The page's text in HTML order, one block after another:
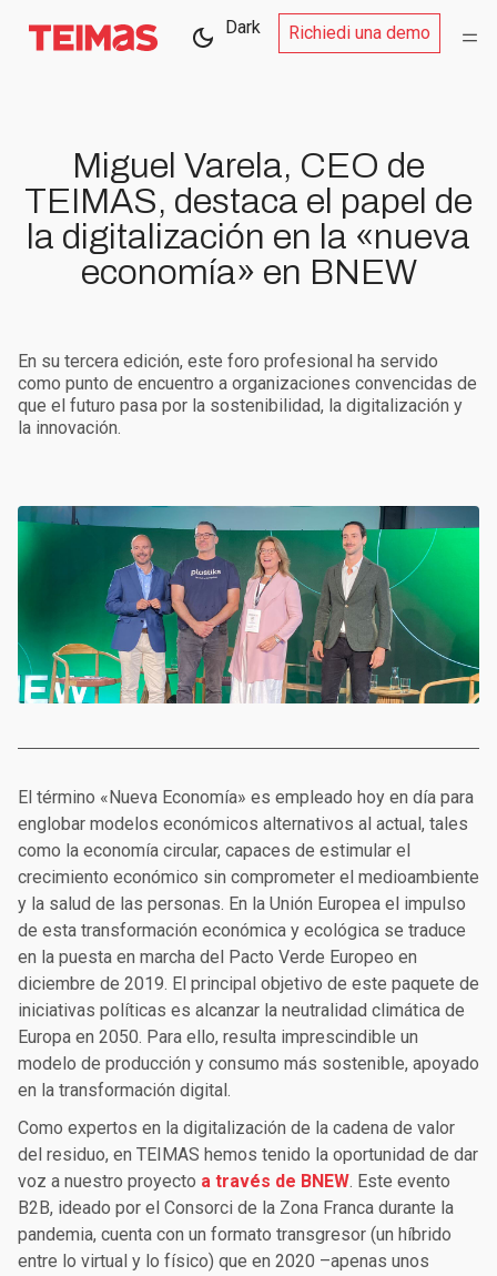
Richiedi una demo
Dark
Miguel Varela, CEO de
TEIMAS, destaca el papel de
la digitalización en la «nueva
economía» en BNEW
En su tercera edición, este foro profesional ha servido
como punto de encuentro a organizaciones convencidas de
que el futuro pasa por la sostenibilidad, la digitalización y
la innovación.
El término «Nueva Economía» es empleado hoy en día para
englobar modelos económicos alternativos al actual, tales
como la economía circular, capaces de estimular el
crecimiento económico sin comprometer el medioambiente
y la salud de las personas. En la Unión Europea el impulso
de esta transformación económica y ecológica se traduce
en la puesta en marcha del Pacto Verde Europeo en
diciembre de 2019. El principal objetivo de este paquete de
iniciativas políticas es alcanzar la neutralidad climática de
Europa en 2050. Para ello, resulta imprescindible un
modelo de producción y consumo más sostenible, apoyado
en la transformación digital.
Como expertos en la digitalización de la cadena de valor
del residuo, en TEIMAS hemos tenido la oportunidad de dar
voz a nuestro proyecto a través de BNEW. Este evento
B2B, ideado por el Consorci de la Zona Franca durante la
pandemia, cuenta con un formato transgresor (un híbrido
entre lo virtual y lo físico) que en 2020 –apenas unos